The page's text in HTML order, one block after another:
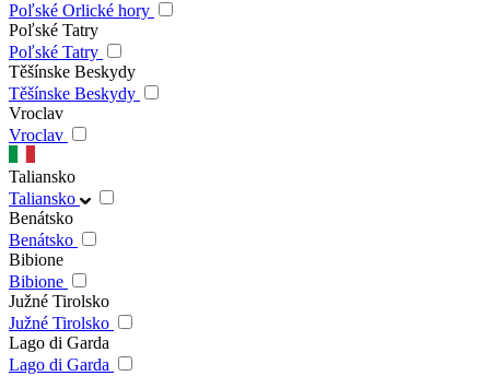
Poľské Orlické hory
Poľské Tatry
Poľské Tatry
Těšínske Beskydy
Těšínske Beskydy
Vroclav
Vroclav
Taliansko
Taliansko
Benátsko
Benátsko
Bibione
Bibione
Južné Tirolsko
Južné Tirolsko
Lago di Garda
Lago di Garda